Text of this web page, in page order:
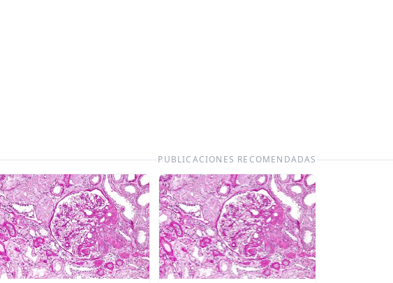
PUBLICACIONES RECOMENDADAS